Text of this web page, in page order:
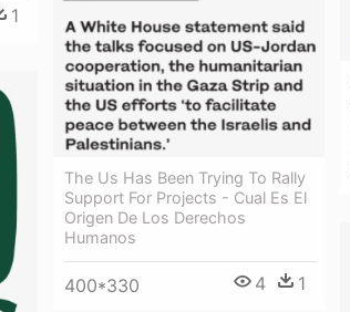
1
The Us Has Been Trying To Rally
Support For Projects - Cual Es El
Origen De Los Derechos
Humanos
400*330 4 1